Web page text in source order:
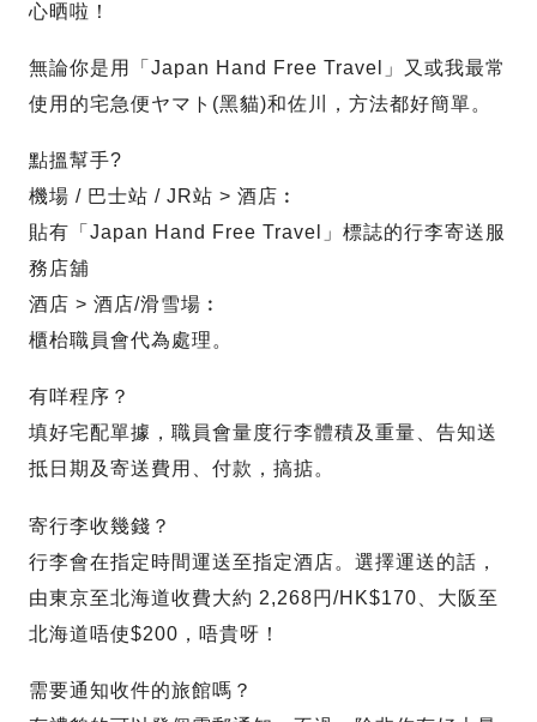
心晒啦！
無論你是用「Japan Hand Free Travel」又或我最常
使用的宅急便ヤマト(黑貓)和佐川，方法都好簡單。
點搵幫手?
機場 / 巴士站 / JR站 > 酒店︰
貼有「Japan Hand Free Travel」標誌的行李寄送服
務店舖
酒店 > 酒店/滑雪場︰
櫃枱職員會代為處理。
有咩程序？
填好宅配單據，職員會量度行李體積及重量、告知送
抵日期及寄送費用、付款，搞掂。
寄行李收幾錢？
行李會在指定時間運送至指定酒店。選擇運送的話，
由東京至北海道收費大約‎ 2,268円/HK$170、大阪至
北海道唔使$200，唔貴呀！
需要通知收件的旅館嗎？